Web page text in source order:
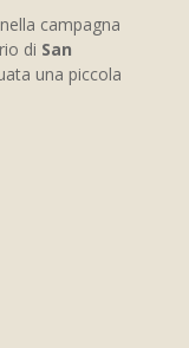
campagna
di San
una piccola